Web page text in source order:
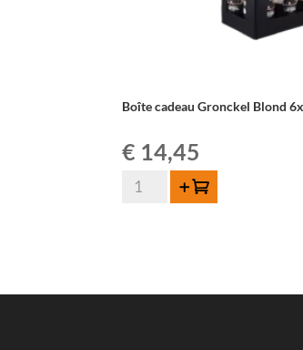
Boîte cadeau Gronckel Blond
€ 14,45
quantité
Ajouter au panier